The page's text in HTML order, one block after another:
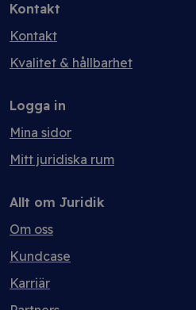
Kontakt
Kontakt
Kvalitet & hållbarhet
Logga in
Mina sidor
Mitt juridiska rum
Allt om Juridik
Om oss
Kundcase
Karriär